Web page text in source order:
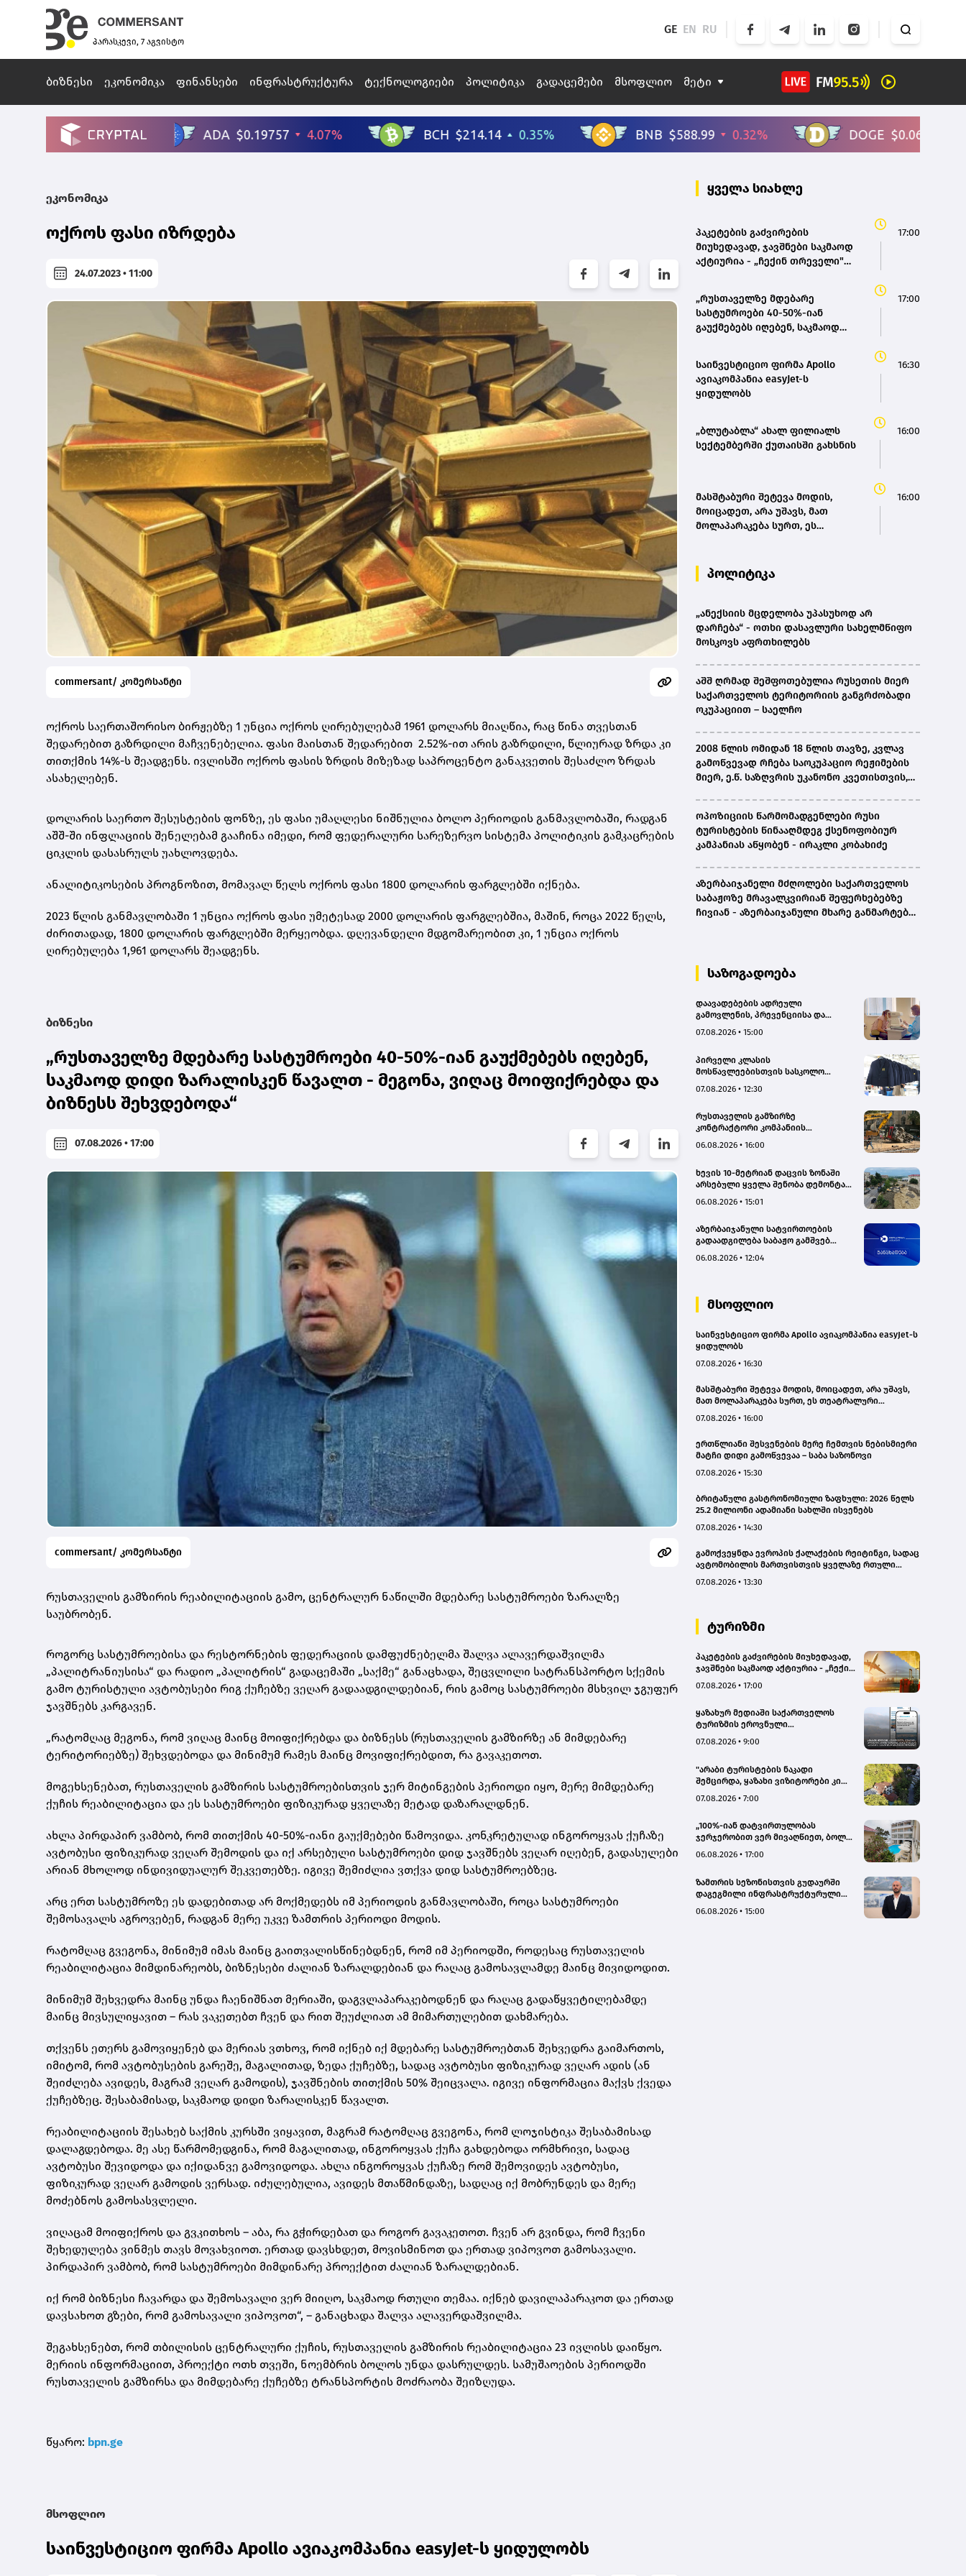
პარასკევი, 7 აგვისტო
GE EN RU
ბიზნესი ეკონომიკა ფინანსები ინფრასტრუქტურა ტექნოლოგიები პოლიტიკა გადაცემები მსოფლიო მეტი
ეკონომიკა
ოქროს ფასი იზრდება
24.07.2023 • 11:00
commersant/ კომერსანტი
ოქროს საერთაშორისო ბირჟებზე 1 უნცია ოქროს ღირებულებამ 1961 დოლარს მიაღწია, რაც წინა თვესთან
შედარებით გაზრდილი მაჩვენებელია. ფასი მაისთან შედარებით 2.52%-ით არის გაზრდილი, წლიურად ზრდა კი
თითქმის 14%-ს შეადგენს. ივლისში ოქროს ფასის ზრდის მიზეზად საპროცენტო განაკვეთის შესაძლო ზრდას
ასახელებენ.
დოლარის საერთო შესუსტების ფონზე, ეს ფასი უმაღლესი ნიშნულია ბოლო პერიოდის განმავლობაში, რადგან
აშშ-ში ინფლაციის შენელებამ გააჩინა იმედი, რომ ფედერალური სარეზერვო სისტემა პოლიტიკის გამკაცრების
ციკლის დასასრულს უახლოვდება.
ანალიტიკოსების პროგნოზით, მომავალ წელს ოქროს ფასი 1800 დოლარის ფარგლებში იქნება.
2023 წლის განმავლობაში 1 უნცია ოქროს ფასი უმეტესად 2000 დოლარის ფარგლებშია, მაშინ, როცა 2022 წელს,
ძირითადად, 1800 დოლარის ფარგლებში მერყეობდა. დღევანდელი მდგომარეობით კი, 1 უნცია ოქროს
ღირებულება 1,961 დოლარს შეადგენს.
ბიზნესი
„რუსთაველზე მდებარე სასტუმროები 40-50%-იან გაუქმებებს იღებენ,
საკმაოდ დიდი ზარალისკენ წავალთ - მეგონა, ვიღაც მოიფიქრებდა და
ბიზნესს შეხვდებოდა“
07.08.2026 • 17:00
commersant/ კომერსანტი
რუსთაველის გამზირის რეაბილიტაციის გამო, ცენტრალურ ნაწილში მდებარე სასტუმროები ზარალზე
საუბრობენ.
როგორც სასტუმროებისა და რესტორნების ფედერაციის დამფუძნებელმა შალვა ალავერდაშვილმა
„პალიტრანიუსისა“ და რადიო „პალიტრის“ გადაცემაში „საქმე“ განაცხადა, შეცვლილი სატრანსპორტო სქემის
გამო ტურისტული ავტობუსები რიგ ქუჩებზე ვეღარ გადაადგილდებიან, რის გამოც სასტუმროები მსხვილ ჯგუფურ
ჯავშნებს კარგავენ.
„რატომღაც მეგონა, რომ ვიღაც მაინც მოიფიქრებდა და ბიზნესს (რუსთაველის გამზირზე ან მიმდებარე
ტერიტორიებზე) შეხვდებოდა და მინიმუმ რამეს მაინც მოვიფიქრებდით, რა გავაკეთოთ.
მოგეხსენებათ, რუსთაველის გამზირის სასტუმროებისთვის ჯერ მიტინგების პერიოდი იყო, მერე მიმდებარე
ქუჩის რეაბილიტაცია და ეს სასტუმროები ფიზიკურად ყველაზე მეტად დაზარალდნენ.
ახლა პირდაპირ ვამბობ, რომ თითქმის 40-50%-იანი გაუქმებები წამოვიდა. კონკრეტულად ინგოროყვას ქუჩაზე
ავტობუსი ფიზიკურად ვეღარ შემოდის და იქ არსებული სასტუმროები დიდ ჯავშნებს ვეღარ იღებენ, გადასულები
არიან მხოლოდ ინდივიდუალურ შეკვეთებზე. იგივე შემიძლია ვთქვა დიდ სასტუმროებზეც.
არც ერთ სასტუმროზე ეს დადებითად არ მოქმედებს იმ პერიოდის განმავლობაში, როცა სასტუმროები
შემოსავალს აგროვებენ, რადგან მერე უკვე ზამთრის პერიოდი მოდის.
რატომღაც გვეგონა, მინიმუმ იმას მაინც გაითვალისწინებდნენ, რომ იმ პერიოდში, როდესაც რუსთაველის
რეაბილიტაცია მიმდინარეობს, ბიზნესები ძალიან ზარალდებიან და რაღაც გამოსავლამდე მაინც მივიდოდით.
მინიმუმ შეხვედრა მაინც უნდა ჩაენიშნათ მერიაში, დაგვლაპარაკებოდნენ და რაღაც გადაწყვეტილებამდე
მაინც მივსულიყავით – რას ვაკეთებთ ჩვენ და რით შეუძლიათ ამ მიმართულებით დახმარება.
თქვენს ეთერს გამოვიყენებ და მერიას ვთხოვ, რომ იქნებ იქ მდებარე სასტუმროებთან შეხვედრა გაიმართოს,
იმიტომ, რომ ავტობუსების გარეშე, მაგალითად, ზედა ქუჩებზე, სადაც ავტობუსი ფიზიკურად ვეღარ ადის (ან
შეიძლება ავიდეს, მაგრამ ვეღარ გამოდის), ჯავშნების თითქმის 50% შეიცვალა. იგივე ინფორმაცია მაქვს ქვედა
ქუჩებზეც. შესაბამისად, საკმაოდ დიდი ზარალისკენ წავალთ.
რეაბილიტაციის შესახებ საქმის კურსში ვიყავით, მაგრამ რატომღაც გვეგონა, რომ ლოჯისტიკა შესაბამისად
დალაგდებოდა. მე ასე წარმომედგინა, რომ მაგალითად, ინგოროყვას ქუჩა გახდებოდა ორმხრივი, სადაც
ავტობუსი შევიდოდა და იქიდანვე გამოვიდოდა. ახლა ინგოროყვას ქუჩაზე რომ შემოვიდეს ავტობუსი,
ფიზიკურად ვეღარ გამოდის ვერსად. იძულებულია, ავიდეს მთაწმინდაზე, სადღაც იქ მობრუნდეს და მერე
მოძებნოს გამოსასვლელი.
ვიღაცამ მოიფიქროს და გვკითხოს – აბა, რა გჭირდებათ და როგორ გავაკეთოთ. ჩვენ არ გვინდა, რომ ჩვენი
შეხედულება ვინმეს თავს მოვახვიოთ. ერთად დავსხდეთ, მოვისმინოთ და ერთად ვიპოვოთ გამოსავალი.
პირდაპირ ვამბობ, რომ სასტუმროები მიმდინარე პროექტით ძალიან ზარალდებიან.
იქ რომ ბიზნესი ჩავარდა და შემოსავალი ვერ მიიღო, საკმაოდ რთული თემაა. იქნებ დავილაპარაკოთ და ერთად
დავსახოთ გზები, რომ გამოსავალი ვიპოვოთ“, – განაცხადა შალვა ალავერდაშვილმა.
შეგახსენებთ, რომ თბილისის ცენტრალური ქუჩის, რუსთაველის გამზირის რეაბილიტაცია 23 ივლისს დაიწყო.
მერიის ინფორმაციით, პროექტი ოთხ თვეში, ნოემბრის ბოლოს უნდა დასრულდეს. სამუშაოების პერიოდში
რუსთაველის გამზირსა და მიმდებარე ქუჩებზე ტრანსპორტის მოძრაობა შეიზღუდა.
წყარო: bpn.ge
მსოფლიო
საინვესტიციო ფირმა Apollo ავიაკომპანია easyJet-ს ყიდულობს
ყველა სიახლე
პაკეტების გაძვირების
მიუხედავად, ჯავშნები საკმაოდ
აქტიურია - „ჩექინ თრეველი"
17:00
„რუსთაველზე მდებარე
სასტუმროები 40-50%-იან
გაუქმებებს იღებენ, საკმაოდ
ბიზნესს შეხვდებოდა“
17:00
საინვესტიციო ფირმა Apollo
ავიაკომპანია easyJet-ს
ყიდულობს
16:30
„ბლუტაბლა“ ახალ ფილიალს
სექტემბერში ქუთაისში გახსნის
16:00
მასშტაბური შეტევა მოდის,
მოიცადეთ, არა უშავს, მათ
მოლაპარაკება სურთ, ეს
თავმჯდომარე
16:00
პოლიტიკა
„ანექსიის მცდელობა უპასუხოდ არ
დარჩება“ - ოთხი დასავლური სახელმწიფო
მოსკოვს აფრთხილებს
აშშ ღრმად შეშფოთებულია რუსეთის მიერ
საქართველოს ტერიტორიის განგრძობადი
ოკუპაციით – საელჩო
2008 წლის ომიდან 18 წლის თავზე, კვლავ
გამოწვევად რჩება საოკუპაციო რეჟიმების
მიერ, ე.წ. საზღვრის უკანონო კვეთისთვის,
ენაზე განათლების ხელმისაწვდომობა-
სახალხო დამცველი
ოპოზიციის წარმომადგენლები რუსი
ტურისტების წინააღმდეგ ქსენოფობიურ
კამპანიას აწყობენ - ირაკლი კობახიძე
აზერბაიჯანელი მძღოლები საქართველოს
საბაჟოზე მრავალკვირიან შეფერხებებზე
ჩივიან - აზერბაიჯანული მხარე განმარტებას
საზოგადოება
დაავადებების ადრეული
გამოვლენის, პრევენციისა და
მომსახურებაზე ხელმისაწვდომობის
დედოფლისწყაროში, სამედიცინო
სკრინინგი გაიმართა – ჯანდაცვის
სამინისტრო
07.08.2026 • 15:00
პირველი კლასის
მოსწავლეებისთვის სასკოლო
სექტემბრის პერიოდში
07.08.2026 • 12:30
რუსთაველის გამზირზე
კონტრაქტორი კომპანიის
ახლოს იმოძრავა, რამაც ნიადაგის
გამოიწვია, გადაბრუნდა
ავტომანქანა - თვითმცლელში
იმყოფებოდა მცირეწლოვანი ბავშვი
06.08.2026 • 16:00
ხევის 10-მეტრიან დაცვის ზონაში
არსებული ყველა შენობა დემონტაჟს
06.08.2026 • 15:01
აზერბაიჯანული სატვირთოების
გადაადგილება საბაჟო გამშვებ
მიმდინარეობს- შემოსავლების
06.08.2026 • 12:04
მსოფლიო
საინვესტიციო ფირმა Apollo ავიაკომპანია easyJet-ს
ყიდულობს
07.08.2026 • 16:30
მასშტაბური შეტევა მოდის, მოიცადეთ, არა უშავს,
მათ მოლაპარაკება სურთ, ეს თეატრალური
თავმჯდომარე
07.08.2026 • 16:00
ერთწლიანი შესვენების მერე ჩემთვის ნებისმიერი
მატჩი დიდი გამოწვევაა – საბა საზონოვი
07.08.2026 • 15:30
ბრიტანული გასტრონომიული ზაფხული: 2026 წელს
25.2 მილიონი ადამიანი სახლში ისვენებს
07.08.2026 • 14:30
გამოქვეყნდა ევროპის ქალაქების რეიტინგი, სადაც
ავტომობილის მართვისთვის ყველაზე რთული
07.08.2026 • 13:30
ტურიზმი
პაკეტების გაძვირების მიუხედავად,
ჯავშნები საკმაოდ აქტიურია - „ჩექინ
07.08.2026 • 17:00
ყაზახურ მედიაში საქართველოს
ტურიზმის ეროვნული
კამპანიის ფარგლებში სტატიები
07.08.2026 • 9:00
"არაბი ტურისტების ნაკადი
შემცირდა, ყაზახი ვიზიტორები კი
Hotel
07.08.2026 • 7:00
„100%-იან დატვირთულობას
ჯერჯერობით ვერ მივაღწიეთ, ბოლო
გაუქმდა“ - Kobuleti Beach Club
06.08.2026 • 17:00
ზამთრის სეზონისთვის გუდაურში
დაგეგმილი ინფრასტრუქტურული
გუდაურის ტურისტული
06.08.2026 • 15:00